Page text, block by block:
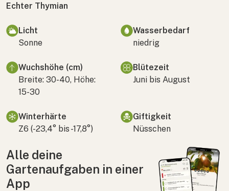
Echter Thymian
Licht
Sonne
Wasserbedarf
niedrig
Wuchshöhe (cm)
Breite: 30-40, Höhe:
15-30
Blütezeit
Juni bis August
Winterhärte
Z6 (-23,4° bis -17,8°)
Giftigkeit
Nüsschen
Alle deine
Gartenaufgaben in einer
App